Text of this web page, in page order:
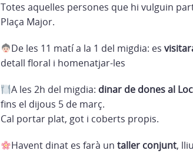
Totes aquelles persones que hi vulguin
Plaça Major.
De les 11 matí a la 1 del migdia: es
detall floral i homenatjar-les
A les 2h del migdia: dinar de dones al
fins el dijous 5 de març.
Cal portar plat, got i coberts propis.
Havent dinat es farà untaller conjunt,